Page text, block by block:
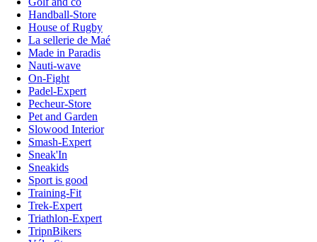
Handball-Store
House of Rugby
La sellerie de Maé
Made in Paradis
Nauti-wave
On-Fight
Padel-Expert
Pecheur-Store
Pet and Garden
Slowood Interior
Smash-Expert
Sneak'In
Sneakids
Sport is good
Training-Fit
Trek-Expert
Triathlon-Expert
TripnBikers